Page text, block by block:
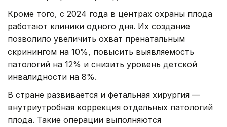
Кроме того, с 2024 года в центрах охраны плода
работают клиники одного дня. Их создание
позволило увеличить охват пренатальным
скринингом на 10%, повысить выявляемость
патологий на 12% и снизить уровень детской
инвалидности на 8%.
В стране развивается и фетальная хирургия —
внутриутробная коррекция отдельных патологий
плода. Такие операции выполняются